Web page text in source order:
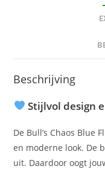
Beschrijving
Stijlvol design
De Bull’s Chaos Blue
en moderne look. De
uit. Daardoor oogt